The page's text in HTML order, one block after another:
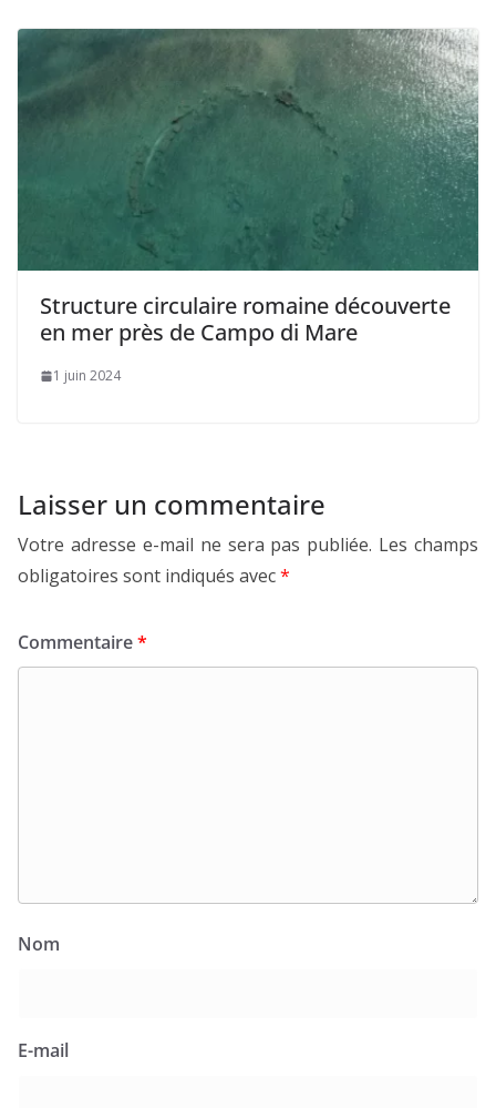
Structure circulaire romaine découverte
en mer près de Campo di Mare
1 juin 2024
Laisser un commentaire
Votre adresse e-mail ne sera pas publiée. Les champs
obligatoires sont indiqués avec*
Commentaire*
Nom
E-mail